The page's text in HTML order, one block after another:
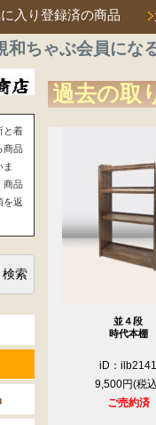
入り登録済の商品
和ちゃぶ会員にな
過去の取
並４段
時代本棚
iD：ilb2141
9,500円
ご売約済
と着
商品
ま
商品
を返
検索